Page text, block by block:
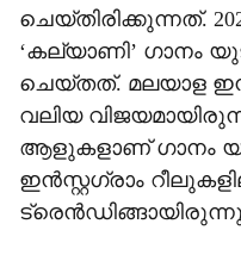
ചെയ്തിരിക്കുന്നത്.
‘കല്യാണി’ ഗാനം
ചെയ്തത്. മലയാള
വലിയ
ആളുകളാണ് ഗാനം
ഇൻസ്റ്റഗ്രാം